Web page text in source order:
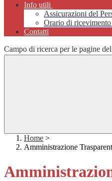
Info utili
Assicurazioni del
Orario di
Contatti
Campo di ricerca per le pagine
Home >
Amministrazione